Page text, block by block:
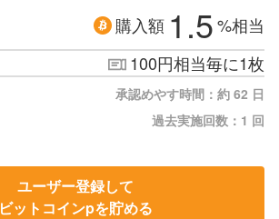
購入額 1.5%相当
100円相当毎に1枚
承認めやす時間：約 62 日
過去実施回数：1 回
ユーザー登録して
ビットコインpを貯める